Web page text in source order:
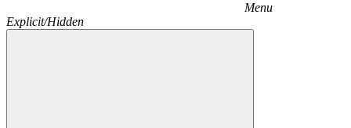
Menu
Explicit/Hidden